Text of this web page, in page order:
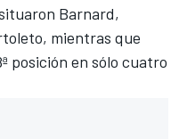
Barnard,
mientras que
posición en sólo cuatro